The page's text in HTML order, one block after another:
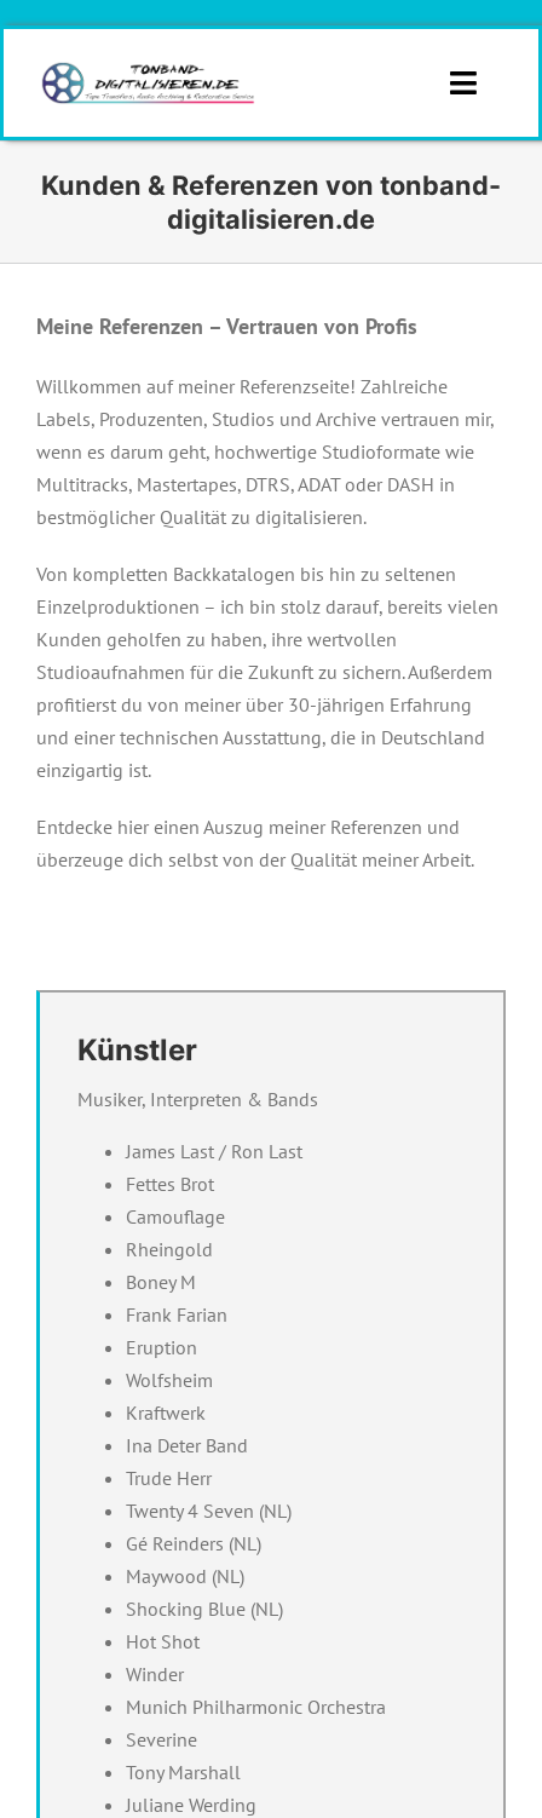
springen
Toggle
Angebot
Kunden & Referenzen von tonband-
digitalisieren.de
Meine Referenzen – Vertrauen von Profis
Willkommen auf meiner Referenzseite! Zahlreiche
Labels, Produzenten, Studios und Archive vertrauen mir,
wenn es darum geht, hochwertige Studioformate wie
Multitracks, Mastertapes, DTRS, ADAT oder DASH in
bestmöglicher Qualität zu digitalisieren.
Von kompletten Backkatalogen bis hin zu seltenen
Einzelproduktionen – ich bin stolz darauf, bereits vielen
Kunden geholfen zu haben, ihre wertvollen
Studioaufnahmen für die Zukunft zu sichern. Außerdem
profitierst du von meiner über 30-jährigen Erfahrung
und einer technischen Ausstattung, die in Deutschland
einzigartig ist.
Entdecke hier einen Auszug meiner Referenzen und
überzeuge dich selbst von der Qualität meiner Arbeit.
Künstler
Musiker, Interpreten & Bands
James Last / Ron Last
Fettes Brot
Camouflage
Rheingold
Boney M
Frank Farian
Eruption
Wolfsheim
Kraftwerk
Ina Deter Band
Trude Herr
Twenty 4 Seven (NL)
Gé Reinders (NL)
Maywood (NL)
Shocking Blue (NL)
Hot Shot
Winder
Munich Philharmonic Orchestra
Severine
Tony Marshall
Juliane Werding